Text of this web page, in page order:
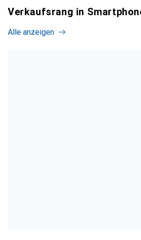
Verkaufsrang in
Alle anzeigen